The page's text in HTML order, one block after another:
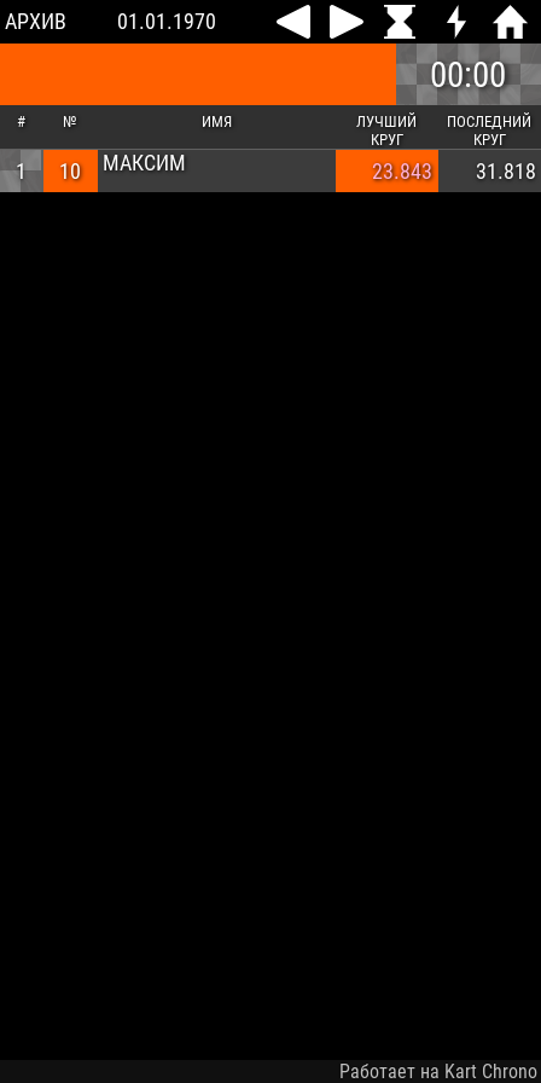
АРХИВ 01.01.1970
00:00
# № ИМЯ
ЛУЧШИЙ
КРУГ
ПОСЛЕДНИЙ
КРУГ
1 10 МАКСИМ 23.843 31.818
Работает на Kart Chrono